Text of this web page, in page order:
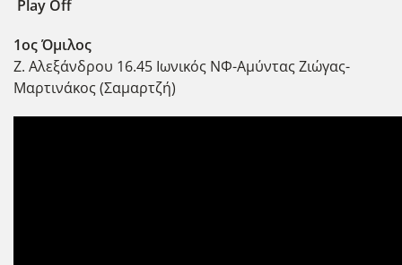
Play Off
1ος Όμιλος
Ζ. Αλεξάνδρου 16.45 Ιωνικός ΝΦ-Αμύντας Ζιώγας-
Μαρτινάκος (Σαμαρτζή)